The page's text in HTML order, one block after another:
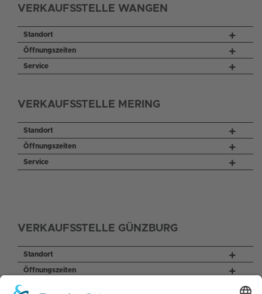
VERKAUFSSTELLE WANGEN
Standort
Öffnungszeiten
Service
VERKAUFSSTELLE MERING
Standort
Öffnungszeiten
Service
VERKAUFSSTELLE GÜNZBURG
Standort
Öffnungszeiten